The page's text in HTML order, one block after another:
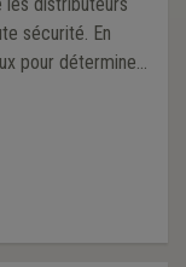
sécurité. En
pour déterminer